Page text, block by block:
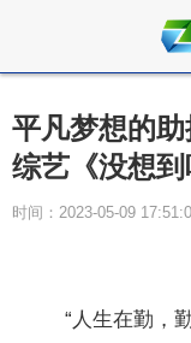
平凡梦想的
综艺《没想
时间：2023-05-09
“人生在勤，